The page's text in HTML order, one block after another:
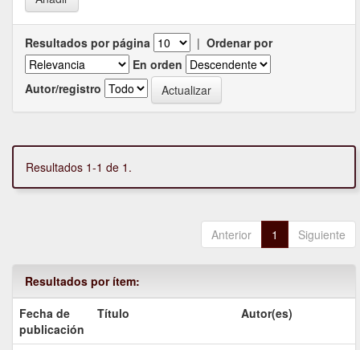
Resultados por página | Ordenar por
En orden
Autor/registro
Resultados 1-1 de 1.
Anterior 1 Siguiente
Resultados por ítem:
Fecha de
publicación
Título Autor(es)